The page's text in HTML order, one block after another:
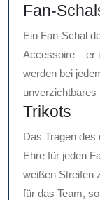
Fan-
Ein Fan-Schal
Accessoire – er
werden bei
unverzichtbares
Trikots
Das Tragen des
Ehre für jeden
weißen Streifen
für das Team,